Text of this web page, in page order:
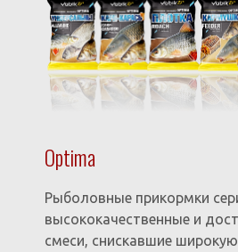
Optima
Рыболовные прикормки
высококачественные и
смеси, снискавшие